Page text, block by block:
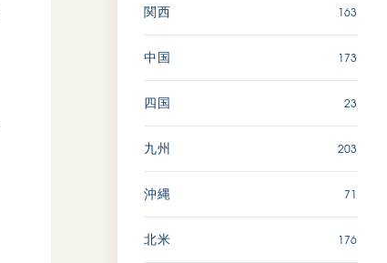
関西 163
中国 173
四国 23
九州 203
沖縄 71
北米 176